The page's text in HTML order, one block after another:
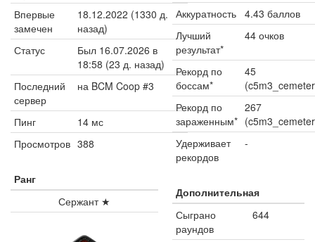
Впервые
замечен
18.12.2022 (1330 д.
назад)
Статус
Был 16.07.2026 в
18:58 (23 д. назад)
Последний
сервер
на BCM Coop #3
Пинг
14 мс
Просмотров 388
Ранг
Сержант ★
Аккуратность
4.43 баллов
Лучший
результат*
44 очков
Рекорд по
боссам*
45
Рекорд по
зараженным*
267
Удерживает
рекордов
-
Дополнительная
Сыграно
раундов
644